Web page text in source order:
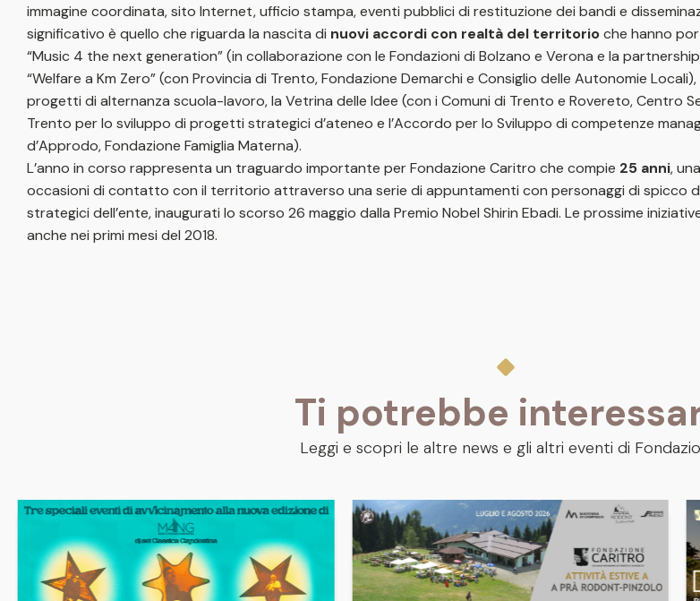
immagine coordinata, sito Internet, ufficio stampa, eventi pubblici di restituzione dei bandi e
significativo è quello che riguarda la nascita di nuovi accordi con realtà del territorioche hanno
“Music 4 the next generation” (in collaborazione con le Fondazioni di Bolzano e Verona e la
“Welfare a Km Zero” (con Provincia di Trento, Fondazione Demarchi e Consiglio delle Autonomie
progetti di alternanza scuola-lavoro, la Vetrina delle Idee (con i Comuni di Trento e Rovereto, Centro
Trento per lo sviluppo di progetti strategici d’ateneo e l’Accordo per lo Sviluppo di competenze
d’Approdo, Fondazione Famiglia Materna).
L’anno in corso rappresenta un traguardo importante per Fondazione Caritro che compie 25 anni,
occasioni di contatto con il territorio attraverso una serie di appuntamenti con personaggi di spicco
strategici dell’ente, inaugurati lo scorso 26 maggio dalla Premio Nobel Shirin Ebadi. Le prossime
anche nei primi mesi del 2018.
Ti potrebbe
Leggi e scopri le altre news e gli altri eventi di